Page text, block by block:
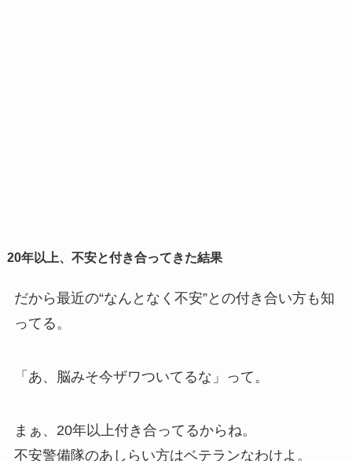
20年以上、不安と付き合ってきた結果
だから最近の“なんとなく不安”との付き合い方も知
ってる。
「あ、脳みそ今ザワついてるな」って。
まぁ、20年以上付き合ってるからね。
不安警備隊のあしらい方はベテランなわけよ。